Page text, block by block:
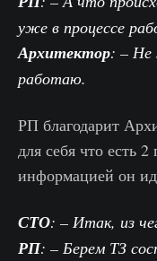
уже в процессе
Архитектор: – Не
работаю.
РП благодарит
для себя что есть
информацией он
СТО: – Итак, из
РП: – Берем ТЗ